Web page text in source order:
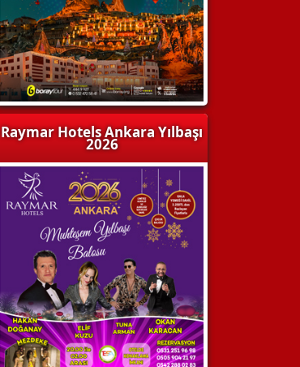
Raymar Hotels Ankara Yılbaşı
2026